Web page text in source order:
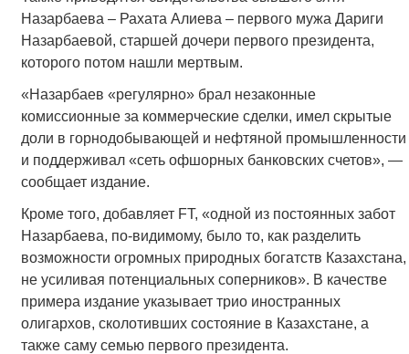
Назарбаева – Рахата Алиева – первого мужа Дариги
Назарбаевой, старшей дочери первого президента,
которого потом нашли мертвым.
«Назарбаев «регулярно» брал незаконные
комиссионные за коммерческие сделки, имел скрытые
доли в горнодобывающей и нефтяной промышленности
и поддерживал «сеть офшорных банковских счетов», —
сообщает издание.
Кроме того, добавляет FT, «одной из постоянных забот
Назарбаева, по-видимому, было то, как разделить
возможности огромных природных богатств Казахстана,
не усиливая потенциальных соперников». В качестве
примера издание указывает трио иностранных
олигархов, сколотивших состояние в Казахстане, а
также саму семью первого президента.